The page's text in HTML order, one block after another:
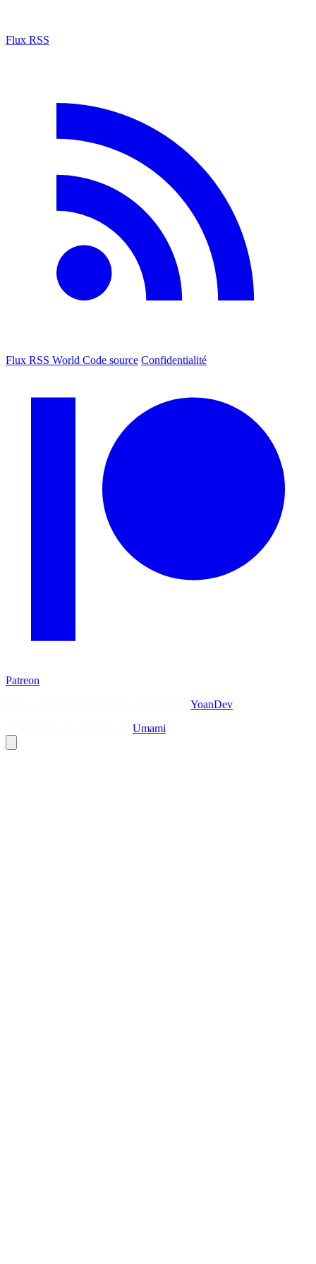
Flux RSS
Flux RSS World Code source Confidentialité
Patreon
YoanDev
Umami